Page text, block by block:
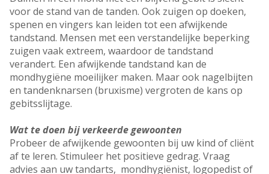
voor de stand van de tanden. Ook zuigen op doeken,
spenen en vingers kan leiden tot een afwijkende
tandstand. Mensen met een verstandelijke beperking
zuigen vaak extreem, waardoor de tandstand
verandert. Een afwijkende tandstand kan de
mondhygiëne moeilijker maken. Maar ook nagelbijten
en tandenknarsen (bruxisme) vergroten de kans op
gebitsslijtage.
Wat te doen bij verkeerde gewoonten
Probeer de afwijkende gewoonten bij uw kind of cliënt
af te leren. Stimuleer het positieve gedrag. Vraag
advies aan uw tandarts, mondhygiënist, logopedist of